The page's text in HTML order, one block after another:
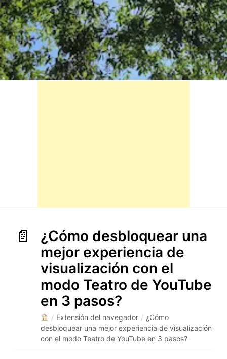
¿Cómo desbloquear una
mejor experiencia de
visualización con el
modo Teatro de YouTube
en 3 pasos?
/ Extensión del navegador / ¿Cómo
desbloquear una mejor experiencia de visualización
con el modo Teatro de YouTube en 3 pasos?